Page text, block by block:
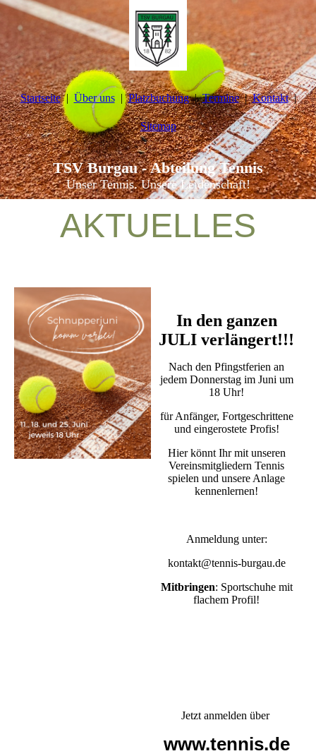
Startseite Über uns Platzbuchung Termine Kontakt
Sitemap
TSV Burgau - Abteilung Tennis
Unser Tennis. Unsere Leidenschaft!
AKTUELLES
In den ganzen
JULI verlängert!!!
Nach den Pfingstferien an
jedem Donnerstag im Juni um
18 Uhr!
für Anfänger, Fortgeschrittene
und eingerostete Profis!
Hier könnt Ihr mit unseren
Vereinsmitgliedern Tennis
spielen und unsere Anlage
kennenlernen!
Anmeldung unter:
kontakt@tennis-burgau.de
Mitbringen: Sportschuhe mit
flachem Profil!
Jetzt anmelden über
www.tennis.de